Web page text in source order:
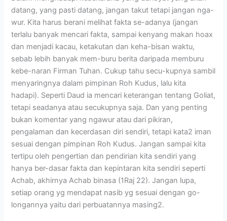
datang, yang pasti datang, jangan takut tetapi jangan nga-
wur. Kita harus berani melihat fakta se-adanya (jangan
terlalu banyak mencari fakta, sampai kenyang makan hoax
dan menjadi kacau, ketakutan dan keha-bisan waktu,
sebab lebih banyak mem-buru berita daripada memburu
kebe-naran Firman Tuhan. Cukup tahu secu-kupnya sambil
menyaringnya dalam pimpinan Roh Kudus, lalu kita
hadapi). Seperti Daud ia mencari keterangan tentang Goliat,
tetapi seadanya atau secukupnya saja. Dan yang penting
bukan komentar yang ngawur atau dari pikiran,
pengalaman dan kecerdasan diri sendiri, tetapi kata2 iman
sesuai dengan pimpinan Roh Kudus. Jangan sampai kita
tertipu oleh pengertian dan pendirian kita sendiri yang
hanya ber-dasar fakta dan kepintaran kita sendiri seperti
Achab, akhirnya Achab binasa (1Raj 22). Jangan lupa,
setiap orang yg mendapat nasib yg sesuai dengan go-
longannya yaitu dari perbuatannya masing2.